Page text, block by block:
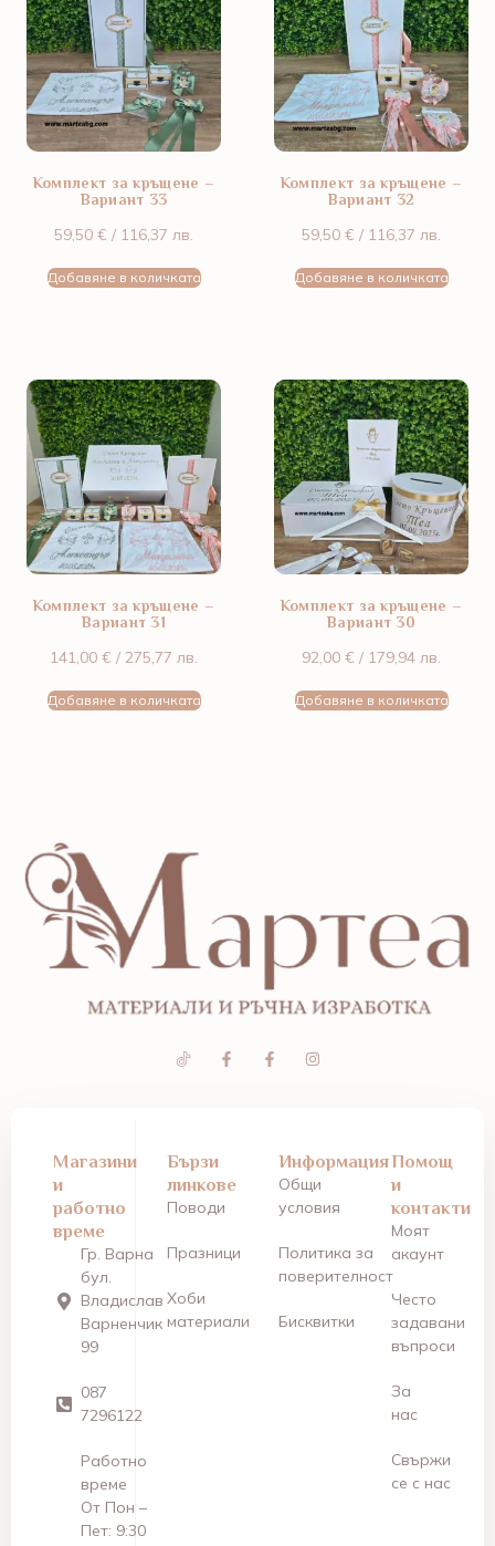
Комплект за кръщене –
Вариант 33
59,50 € / 116,37 лв.
Добавяне в количката
Комплект за кръщене –
Вариант 32
59,50 € / 116,37 лв.
Добавяне в количката
Комплект за кръщене –
Вариант 31
141,00 € / 275,77 лв.
Добавяне в количката
Комплект за кръщене –
Вариант 30
92,00 € / 179,94 лв.
Добавяне в количката
Магазини
и
работно
време
Гр. Варна
бул.
Владислав
Варненчик
99
087
7296122
Работно
време
От Пон –
Пет: 9:30
Бързи
линкове
Поводи
Празници
Хоби
материали
Информация
Общи
условия
Политика за
поверителност
Бисквитки
Помощ
и
контакти
Моят
акаунт
Често
задавани
въпроси
За
нас
Свържи
се с нас